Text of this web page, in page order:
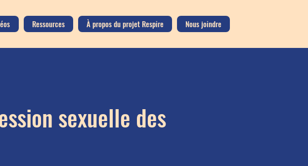
Ressources À propos du projet Respire Nous joindre
sexuelle des